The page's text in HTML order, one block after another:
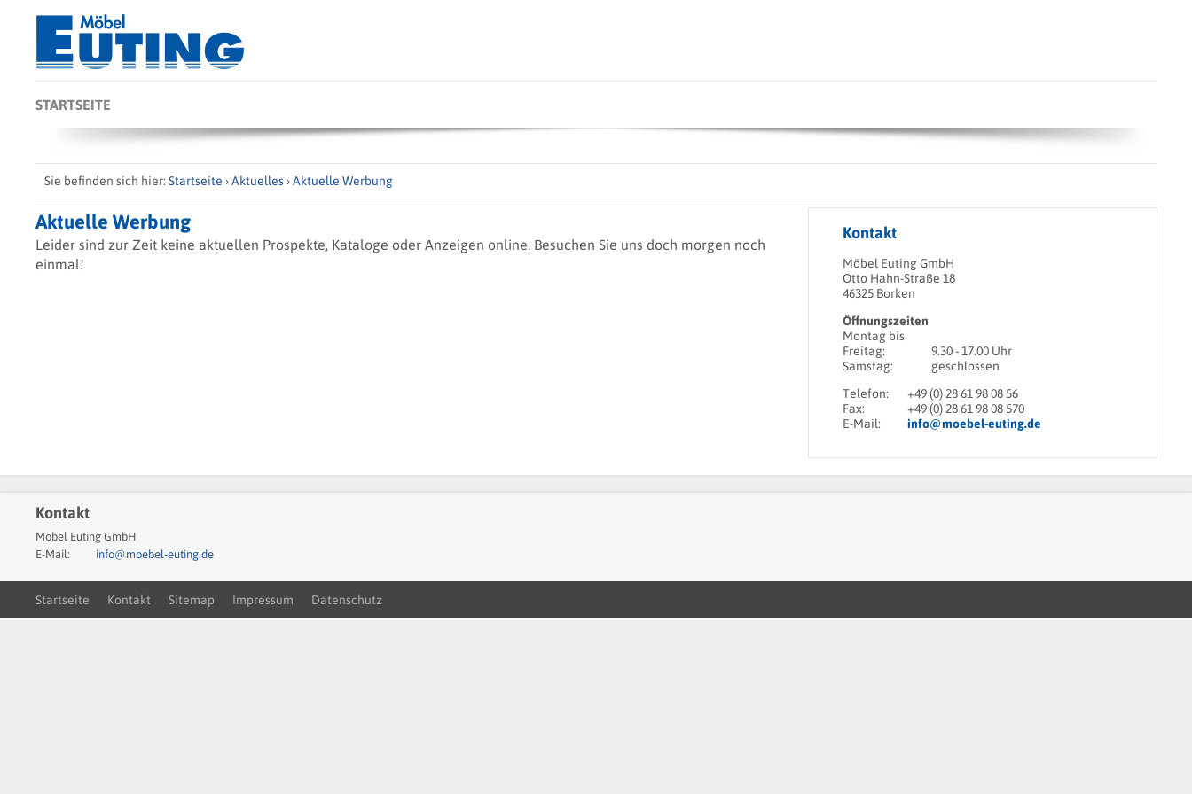
STARTSEITE
Sie befinden sich hier:Startseite ›Aktuelles ›Aktuelle Werbung
Aktuelle Werbung
Leider sind zur Zeit keine aktuellen Prospekte, Kataloge oder Anzeigen online. Besuchen Sie uns doch morgen noch
einmal!
Kontakt
Möbel Euting GmbH
Otto Hahn-Straße 18
46325 Borken
Öffnungszeiten
Montag bis
Freitag:
9.30 - 17.00 Uhr
Samstag:
geschlossen
Telefon:
+49 (0) 28 61 98 08 56
Fax:
+49 (0) 28 61 98 08 570
E-Mail:
info@moebel-euting.de
Kontakt
Möbel Euting GmbH
E-Mail:
info@moebel-euting.de
Startseite Kontakt Sitemap Impressum Datenschutz